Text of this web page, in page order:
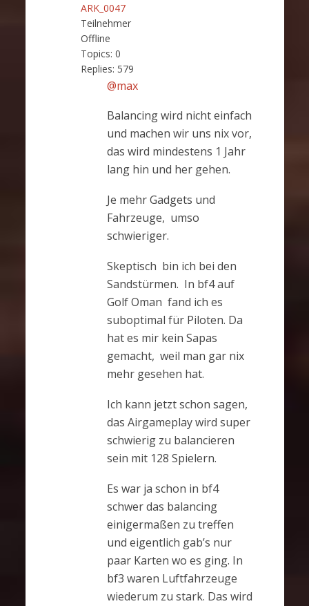
ARK_0047
Teilnehmer
Offline
Topics: 0
Replies: 579
@max
Balancing wird nicht einfach
und machen wir uns nix vor,
das wird mindestens 1 Jahr
lang hin und her gehen.
Je mehr Gadgets und
Fahrzeuge, umso
schwieriger.
Skeptisch bin ich bei den
Sandstürmen. In bf4 auf
Golf Oman fand ich es
suboptimal für Piloten. Da
hat es mir kein Sapas
gemacht, weil man gar nix
mehr gesehen hat.
Ich kann jetzt schon sagen,
das Airgameplay wird super
schwierig zu balancieren
sein mit 128 Spielern.
Es war ja schon in bf4
schwer das balancing
einigermaßen zu treffen
und eigentlich gab’s nur
paar Karten wo es ging. In
bf3 waren Luftfahrzeuge
wiederum zu stark. Das wird